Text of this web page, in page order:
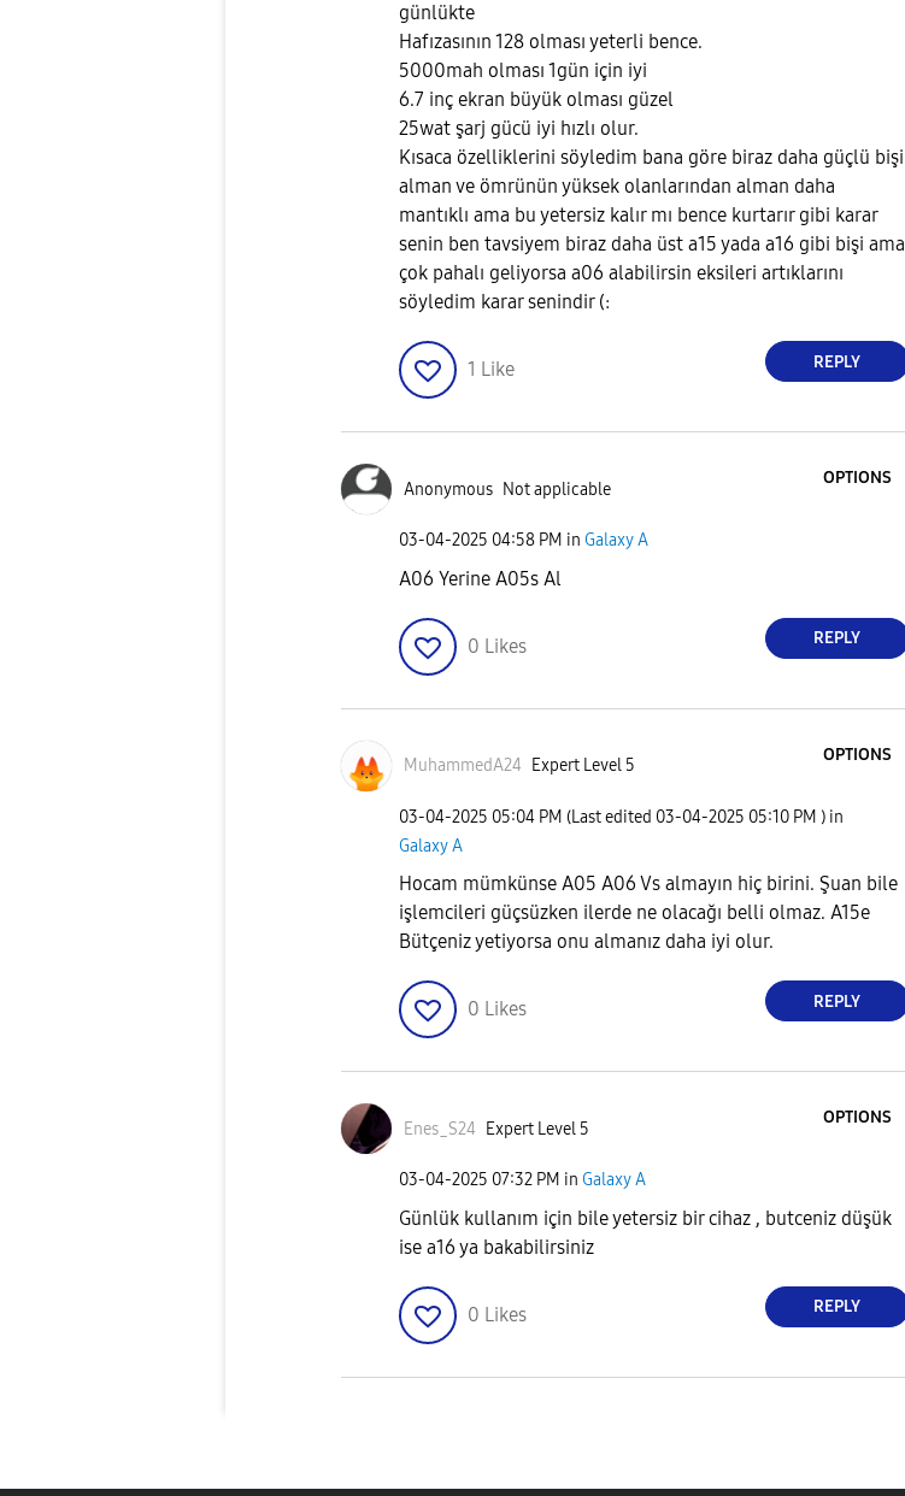
günlükte
Hafızasının 128 olması yeterli bence.
5000mah olması 1gün için iyi
6.7 inç ekran büyük olması güzel
25wat şarj gücü iyi hızlı olur.
Kısaca özelliklerini söyledim bana göre biraz daha güçlü bişi
alman ve ömrünün yüksek olanlarından alman daha
mantıklı ama bu yetersiz kalır mı bence kurtarır gibi karar
senin ben tavsiyem biraz daha üst a15 yada a16 gibi bişi ama
çok pahalı geliyorsa a06 alabilirsin eksileri artıklarını
söyledim karar senindir (:
1 Like REPLY
Anonymous Not applicable
OPTIONS
‎03-04-2025 04:58 PM in Galaxy A
A06 Yerine A05s Al
0 Likes REPLY
MuhammedA24 Expert Level 5
OPTIONS
‎03-04-2025 05:04 PM (Last edited ‎03-04-2025 05:10 PM ) in
Galaxy A
Hocam mümkünse A05 A06 Vs almayın hiç birini. Şuan bile
işlemcileri güçsüzken ilerde ne olacağı belli olmaz. A15e
Bütçeniz yetiyorsa onu almanız daha iyi olur.
0 Likes REPLY
Enes_S24 Expert Level 5
OPTIONS
‎03-04-2025 07:32 PM in Galaxy A
Günlük kullanım için bile yetersiz bir cihaz , butceniz düşük
ise a16 ya bakabilirsiniz
0 Likes REPLY